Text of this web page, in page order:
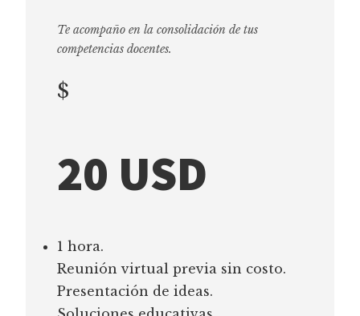
Te acompaño en la consolidación de tus
competencias docentes.
$
20 USD
1 hora.
Reunión virtual previa sin costo.
Presentación de ideas.